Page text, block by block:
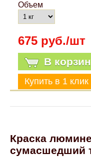
Объем
675 руб./шт
В
Краска
сумасшедший